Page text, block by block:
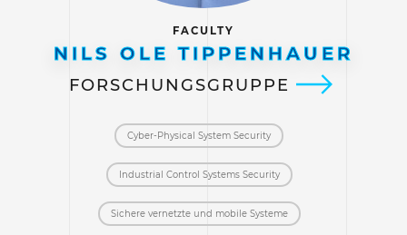
FACULTY
NILS OLE TIPPENHAUER
FORSCHUNGSGRUPPE
Cyber-Physical System Security
Industrial Control Systems Security
Sichere vernetzte und mobile Systeme